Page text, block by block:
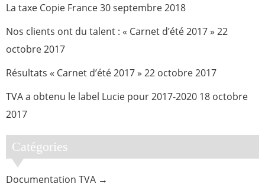
La taxe Copie France30 septembre 2018
Nos clients ont du talent : « Carnet d’été 2017 » 22
octobre 2017
Résultats « Carnet d’été 2017 » 22 octobre 2017
TVA a obtenu le label Lucie pour 2017-2020 18 octobre
2017
Catégories
Documentation TVA